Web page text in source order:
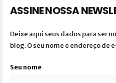
ASSINE NOSSA
Deixe aqui seus dados para ser
blog. O seu nome e endereço
Seu nome